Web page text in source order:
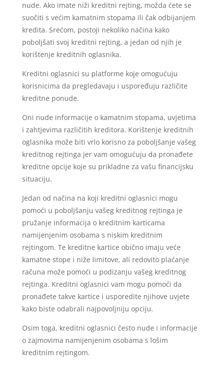
nude. Ako imate niži kreditni rejting, možda ćete se
suočiti s većim kamatnim stopama ili čak odbijanjem
kredita. Srećom, postoji nekoliko načina kako
poboljšati svoj kreditni rejting, a jedan od njih je
korištenje kreditnih oglasnika.
Kreditni oglasnici su platforme koje omogućuju
korisnicima da pregledavaju i uspoređuju različite
kreditne ponude.
Oni nude informacije o kamatnim stopama, uvjetima
i zahtjevima različitih kreditora. Korištenje kreditnih
oglasnika može biti vrlo korisno za poboljšanje vašeg
kreditnog rejtinga jer vam omogućuju da pronađete
kreditne opcije koje su prikladne za vašu financijsku
situaciju.
Jedan od načina na koji kreditni oglasnici mogu
pomoći u poboljšanju vašeg kreditnog rejtinga je
pružanje informacija o kreditnim karticama
namijenjenim osobama s niskim kreditnim
rejtingom. Te kreditne kartice obično imaju veće
kamatne stope i niže limitove, ali redovito plaćanje
računa može pomoći u podizanju vašeg kreditnog
rejtinga. Kreditni oglasnici vam mogu pomoći da
pronađete takve kartice i usporedite njihove uvjete
kako biste odabrali najpovoljniju opciju.
Osim toga, kreditni oglasnici često nude i informacije
o zajmovima namijenjenim osobama s lošim
kreditnim rejtingom.